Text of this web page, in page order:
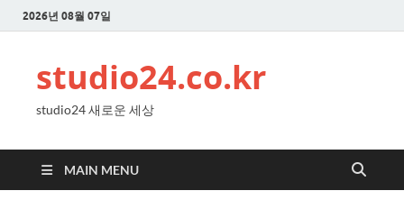
2026년 08월 07일
studio24.co.kr
studio24 새로운 세상
MAIN MENU